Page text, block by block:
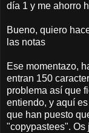
día 1 y me ahorro
Bueno, quiero
las notas
Ese momentazo,
entran 150
problema así que
entiendo, y aquí
que han puesto
"copypastees". Os